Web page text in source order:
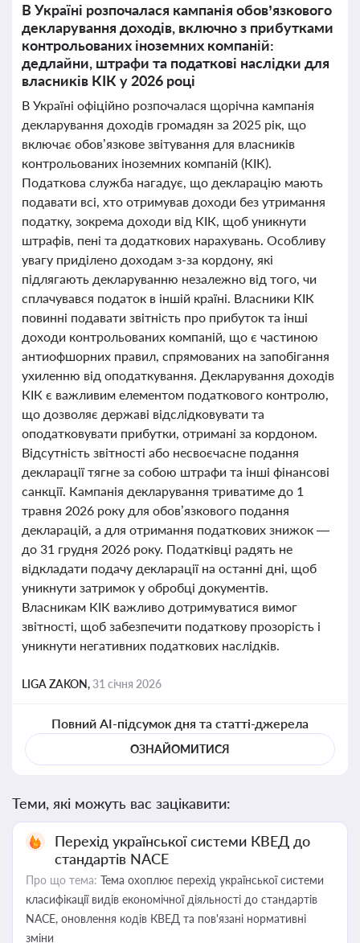
В Україні розпочалася кампанія обов’язкового
декларування доходів, включно з прибутками
контрольованих іноземних компаній:
дедлайни, штрафи та податкові наслідки для
власників КІК у 2026 році
В Україні офіційно розпочалася щорічна кампанія
декларування доходів громадян за 2025 рік, що
включає обов’язкове звітування для власників
контрольованих іноземних компаній (КІК).
Податкова служба нагадує, що декларацію мають
подавати всі, хто отримував доходи без утримання
податку, зокрема доходи від КІК, щоб уникнути
штрафів, пені та додаткових нарахувань. Особливу
увагу приділено доходам з-за кордону, які
підлягають декларуванню незалежно від того, чи
сплачувався податок в іншій країні. Власники КІК
повинні подавати звітність про прибуток та інші
доходи контрольованих компаній, що є частиною
антиофшорних правил, спрямованих на запобігання
ухиленню від оподаткування. Декларування доходів
КІК є важливим елементом податкового контролю,
що дозволяє державі відслідковувати та
оподатковувати прибутки, отримані за кордоном.
Відсутність звітності або несвоєчасне подання
декларації тягне за собою штрафи та інші фінансові
санкції. Кампанія декларування триватиме до 1
травня 2026 року для обов’язкового подання
декларацій, а для отримання податкових знижок —
до 31 грудня 2026 року. Податківці радять не
відкладати подачу декларації на останні дні, щоб
уникнути затримок у обробці документів.
Власникам КІК важливо дотримуватися вимог
звітності, щоб забезпечити податкову прозорість і
уникнути негативних податкових наслідків.
LIGA ZAKON,31 січня 2026
Повний AI-підсумок дня та статті-джерела
ОЗНАЙОМИТИСЯ
Теми, які можуть вас зацікавити:
Перехід української системи КВЕД до
стандартів NACE
Про що тема: Тема охоплює перехід української системи
класифікації видів економічної діяльності до стандартів
NACE, оновлення кодів КВЕД та пов'язані нормативні
зміни